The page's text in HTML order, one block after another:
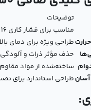
توضیحات
مناسب برای فشار کاری 16 بار
طراحی ویژه برای دمای
حذف مؤثر ذرات و
ساخته‌شده از مواد مقاوم
طراحی استاندارد برای